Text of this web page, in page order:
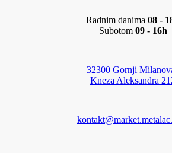
Radnim danima 08 -
Subotom 09 - 16h
32300 Gornji
Kneza Aleksandra